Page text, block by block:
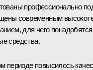
профессионально
современным
для чего
средства.
периоде повысилось